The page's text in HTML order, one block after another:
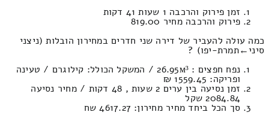
זמן פירוק והרכבה 1 שעות 41 דקות
פירוק והרכבה מחיר 819.00
כמה עולה להעביר של דירה שני חדרים במחירון הובלות (ניצני
סיני‎←‏תמרת-יפו) ?
נפח חפצים : 26.95м³ / המשקל הכולל: קילוגרם / טעינה
ופריקה: 1559.45 ₪
זמן נסיעה בין ערים 2 שעות , 48 דקות / מחיר נסיעה
2084.84 שקל
סך הכל ביחד מחיר מחירון: 4617.27 שח